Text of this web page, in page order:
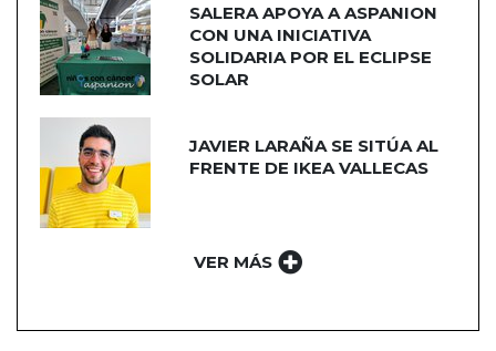
SALERA APOYA A ASPANION
CON UNA INICIATIVA
SOLIDARIA POR EL ECLIPSE
SOLAR
JAVIER LARAÑA SE SITÚA AL
FRENTE DE IKEA VALLECAS
VER MÁS